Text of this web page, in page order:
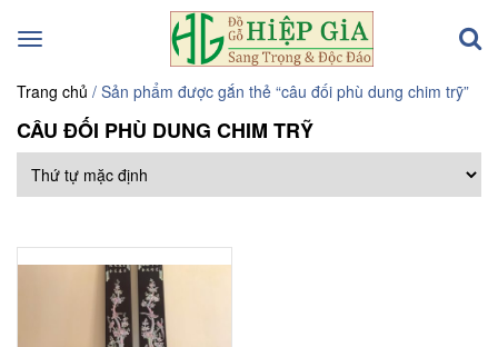
Toggle
Trang chủ / Sản phẩm được gắn thẻ “câu đối phù dung chim trỹ”
CÂU ĐỐI PHÙ DUNG CHIM TRỸ